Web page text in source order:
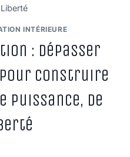
INTÉRIEURE
: Dépasser
Construire
Puissance, de